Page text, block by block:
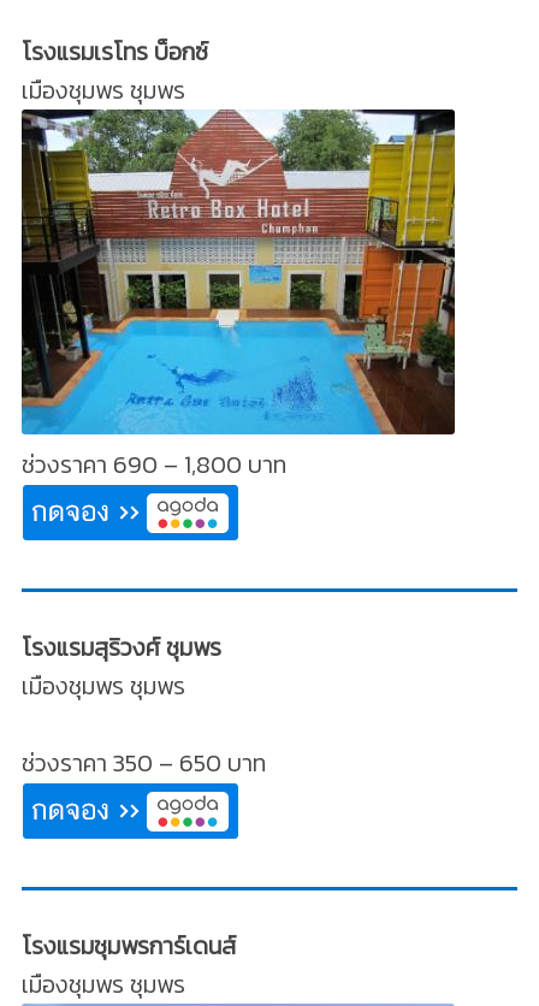
โรงแรมเรโทร บ็อกซ์
เมืองชุมพร ชุมพร
ช่วงราคา 690 – 1,800 บาท
โรงแรมสุริวงศ์ ชุมพร
เมืองชุมพร ชุมพร
ช่วงราคา 350 – 650 บาท
โรงแรมชุมพรการ์เดนส์
เมืองชุมพร ชุมพร